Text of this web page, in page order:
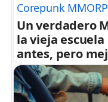
Corepunk
Un verdadero
la vieja escuela
antes, pero